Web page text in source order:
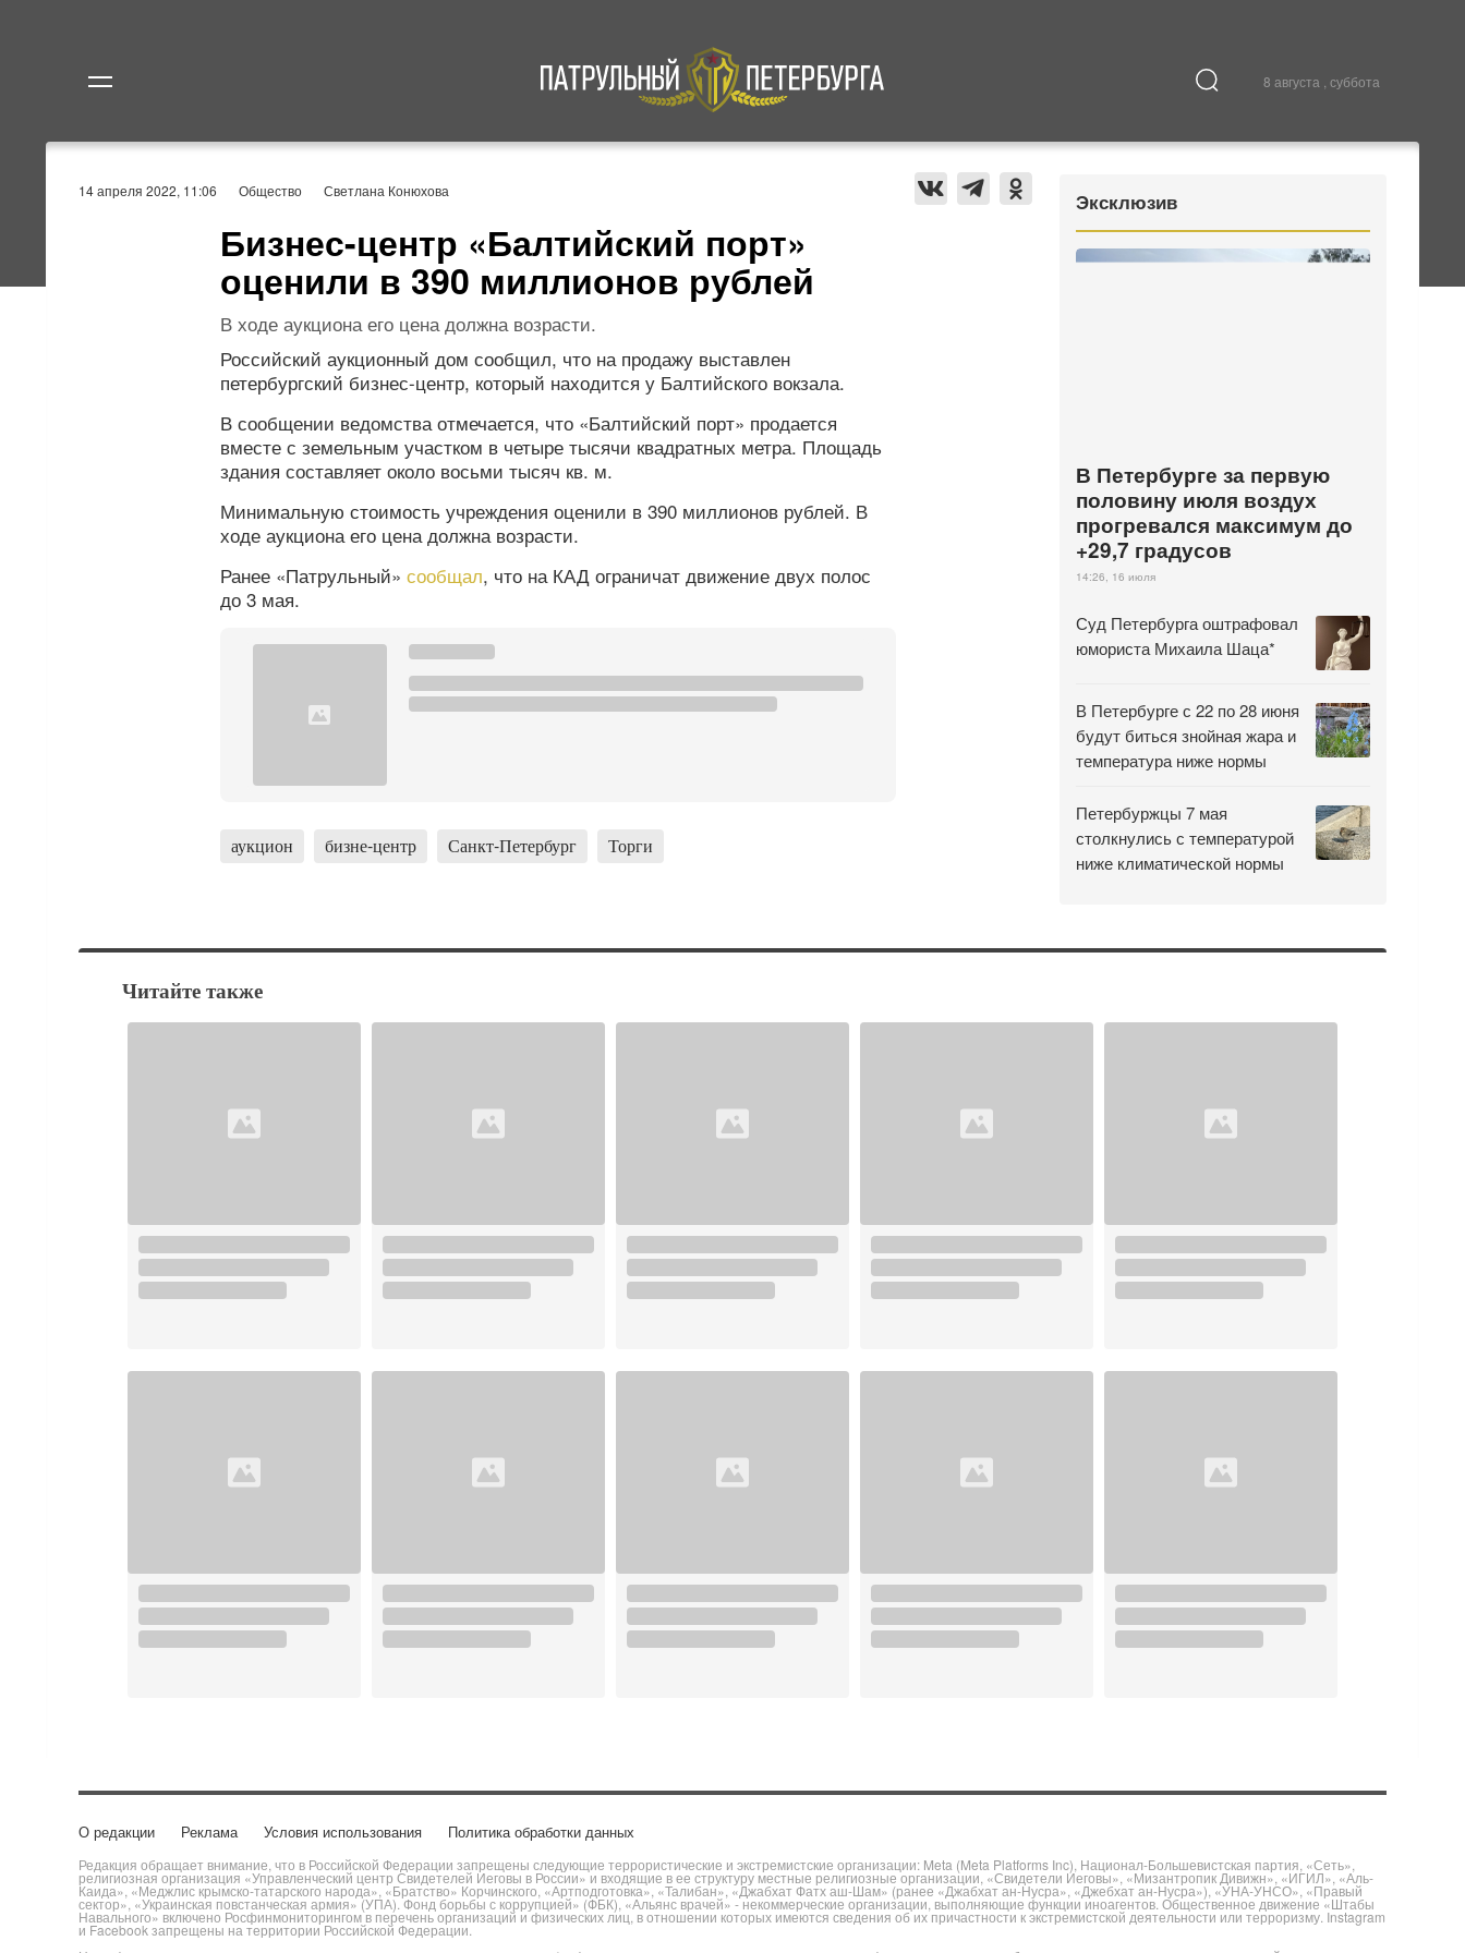
8 августа , суббота
Происшествия Культура
14 апреля 2022, 11:06 Общество Светлана Конюхова
Бизнес-центр «Балтийский порт»
оценили в 390 миллионов рублей
В ходе аукциона его цена должна возрасти.
Российский аукционный дом сообщил, что на продажу выставлен
петербургский бизнес-центр, который находится у Балтийского вокзала.
В сообщении ведомства отмечается, что «Балтийский порт» продается
вместе с земельным участком в четыре тысячи квадратных метра. Площадь
здания составляет около восьми тысяч кв. м.
Минимальную стоимость учреждения оценили в 390 миллионов рублей. В
ходе аукциона его цена должна возрасти.
Ранее «Патрульный» сообщал, что на КАД ограничат движение двух полос
до 3 мая.
аукцион бизне-центр Санкт-Петербург Торги
Эксклюзив
В Петербурге за первую
половину июля воздух
прогревался максимум до
+29,7 градусов
14:26, 16 июля
Суд Петербурга оштрафовал
юмориста Михаила Шаца*
В Петербурге с 22 по 28 июня
будут биться знойная жара и
температура ниже нормы
Петербуржцы 7 мая
столкнулись с температурой
ниже климатической нормы
Читайте также
О редакции Реклама Условия использования Политика обработки данных
Редакция обращает внимание, что в Российской Федерации запрещены следующие террористические и экстремистские организации: Meta (Meta Platforms Inc), Национал-Большевистская партия, «Сеть»,
религиозная организация «Управленческий центр Свидетелей Иеговы в России» и входящие в ее структуру местные религиозные организации, «Свидетели Иеговы», «Мизантропик Дивижн», «ИГИЛ», «Аль-
Каида», «Меджлис крымско-татарского народа», «Братство» Корчинского, «Артподготовка», «Талибан», «Джабхат Фатх аш-Шам» (ранее «Джабхат ан-Нусра», «Джебхат ан-Нусра»), «УНА-УНСО», «Правый
сектор», «Украинская повстанческая армия» (УПА). Фонд борьбы с коррупцией» (ФБК), «Альянс врачей» - некоммерческие организации, выполняющие функции иноагентов. Общественное движение «Штабы
Навального» включено Росфинмониторингом в перечень организаций и физических лиц, в отношении которых имеются сведения об их причастности к экстремистской деятельности или терроризму. Instagram
и Facebook запрещены на территории Российской Федерации.